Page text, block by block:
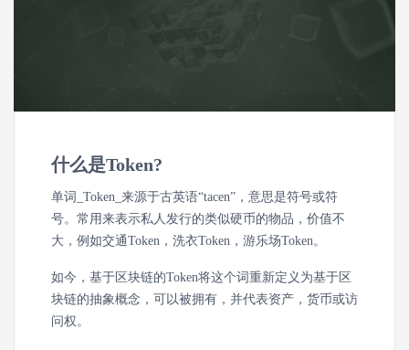
什么是Token?
单词_Token_来源于古英语“tacen”，意思是符号或符
号。常用来表示私人发行的类似硬币的物品，价值不
大，例如交通Token，洗衣Token，游乐场Token。
如今，基于区块链的Token将这个词重新定义为基于区
块链的抽象概念，可以被拥有，并代表资产，货币或访
问权。